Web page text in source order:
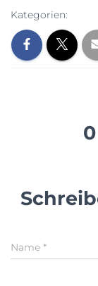
Kategorien:
Name *